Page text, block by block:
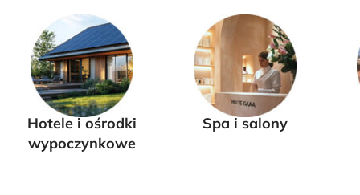
Hotele i ośrodki
wypoczynkowe
Spa i salony